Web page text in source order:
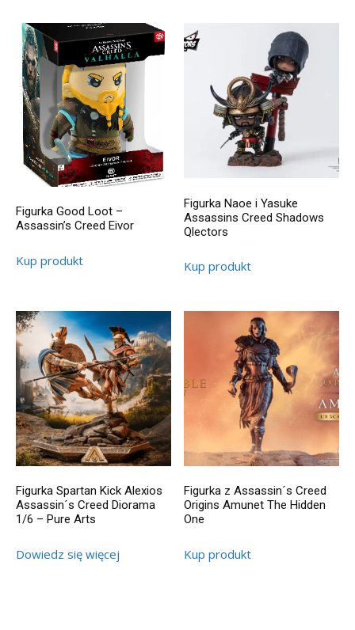
Figurka Good Loot –
Assassin’s Creed Eivor
Kup produkt
Figurka Naoe i Yasuke
Assassins Creed Shadows
Qlectors
Kup produkt
Figurka Spartan Kick Alexios
Assassin´s Creed Diorama
1/6 – Pure Arts
Dowiedz się więcej
Figurka z Assassin´s Creed
Origins Amunet The Hidden
One
Kup produkt